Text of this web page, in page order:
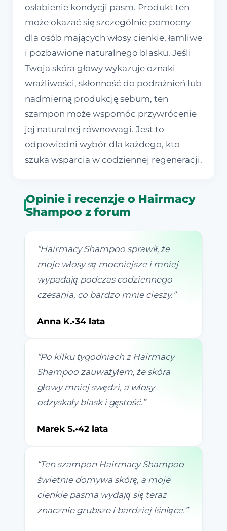
osłabienie kondycji pasm. Produkt ten
może okazać się szczególnie pomocny
dla osób mających włosy cienkie, łamliwe
i pozbawione naturalnego blasku. Jeśli
Twoja skóra głowy wykazuje oznaki
wrażliwości, skłonność do podrażnień lub
nadmierną produkcję sebum, ten
szampon może wspomóc przywrócenie
jej naturalnej równowagi. Jest to
odpowiedni wybór dla każdego, kto
szuka wsparcia w codziennej regeneracji.
Opinie i recenzje o Hairmacy
Shampoo z forum
“Hairmacy Shampoo sprawił, że
moje włosy są mocniejsze i mniej
wypadają podczas codziennego
czesania, co bardzo mnie cieszy. ”
Anna K.•34 lata
“Po kilku tygodniach z Hairmacy
Shampoo zauważyłem, że skóra
głowy mniej swędzi, a włosy
odzyskały blask i gęstość. ”
Marek S.•42 lata
“Ten szampon Hairmacy Shampoo
świetnie domywa skórę, a moje
cienkie pasma wydają się teraz
znacznie grubsze i bardziej lśniące. ”